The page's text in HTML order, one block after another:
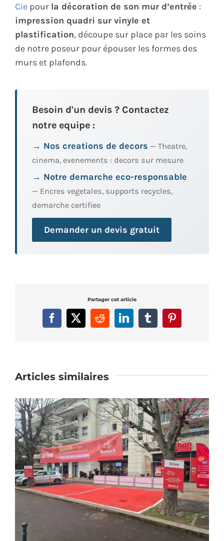
Cie pour la décoration de son mur d’entrée :
impression quadri sur vinyle et
plastification, découpe sur place par les soins
de notre poseur pour épouser les formes des
murs et plafonds.
Besoin d'un devis ? Contactez
notre equipe :
→ Nos creations de decors — Theatre,
cinema, evenements : decors sur mesure
→ Notre demarche eco-responsable
— Encres vegetales, supports recycles,
demarche certifiee
Demander un devis gratuit
Partager cet article
Facebook
X RedditLinkedInTumblrPinterest
Articles similaires